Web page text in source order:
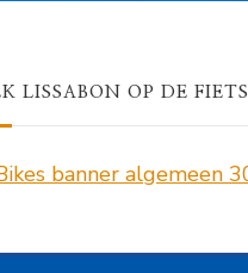
LISSABON OP DE FIETS